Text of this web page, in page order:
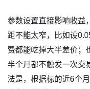
参数设置直接影响收益
距不能太窄，比如设
费都能吃掉大半差价；
半个月都不触发一次交
法是，根据标的近6个